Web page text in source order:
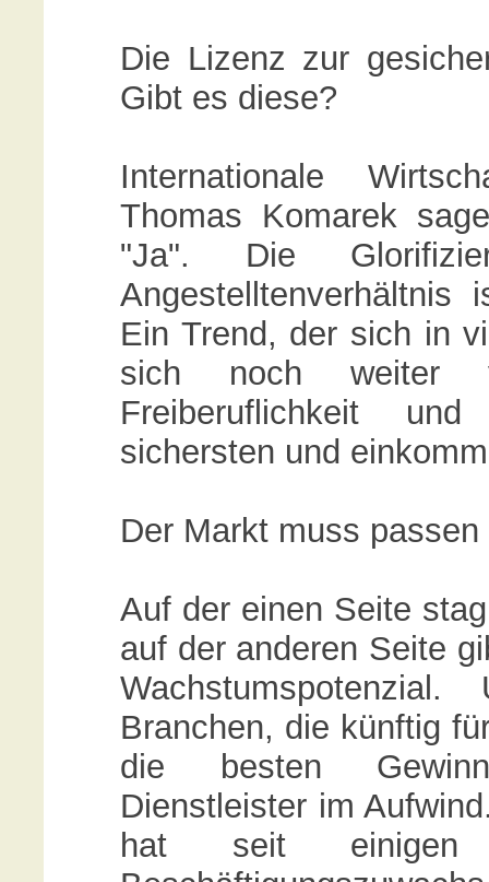
Die Lizenz zur
Gibt es diese?
Internationale
Thomas Komarek
"Ja". Die
Ein Trend, der sich in
sich noch weiter
Freiberuflichkeit
sichersten und
Der Markt muss
Auf der einen Seite
auf der anderen Seite
Branchen, die künftig
die besten
Dienstleister im
hat seit einigen